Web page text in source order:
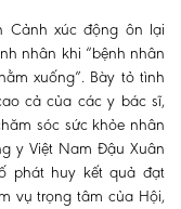
Cảnh xúc động ôn lại
nhân khi “bệnh nhân
xuống”. Bày tỏ tình
cả của các y bác sĩ,
sóc sức khỏe nhân
y Việt Nam Đậu Xuân
phát huy kết quả đạt
vụ trọng tâm của Hội,